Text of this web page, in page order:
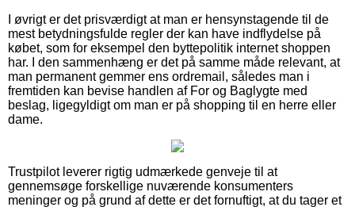
I øvrigt er det prisværdigt at man er hensynstagende til de
mest betydningsfulde regler der kan have indflydelse på
købet, som for eksempel den byttepolitik internet shoppen
har. I den sammenhæng er det på samme måde relevant, at
man permanent gemmer ens ordremail, således man i
fremtiden kan bevise handlen af For og Baglygte med
beslag, ligegyldigt om man er på shopping til en herre eller
dame.
Trustpilot leverer rigtig udmærkede genveje til at
gennemsøge forskellige nuværende konsumenters
meninger og på grund af dette er det fornuftigt, at du tager et